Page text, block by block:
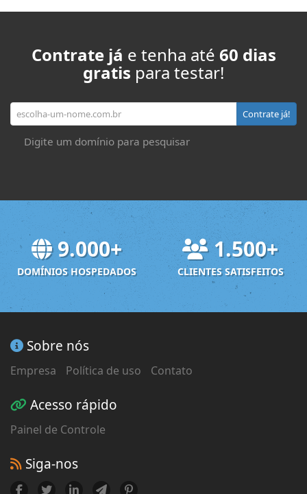
Contrate já e tenha até 60 dias
gratis para testar!
Seu domínio Contrate já!
Digite um domínio para pesquisar
9.000+
DOMÍNIOS HOSPEDADOS
1.500+
CLIENTES SATISFEITOS
Sobre nós
Empresa Política de uso Contato
Acesso rápido
Painel de Controle
Siga-nos